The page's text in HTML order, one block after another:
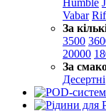
Humble
Vabar
За
3500
20000
За
Десертні